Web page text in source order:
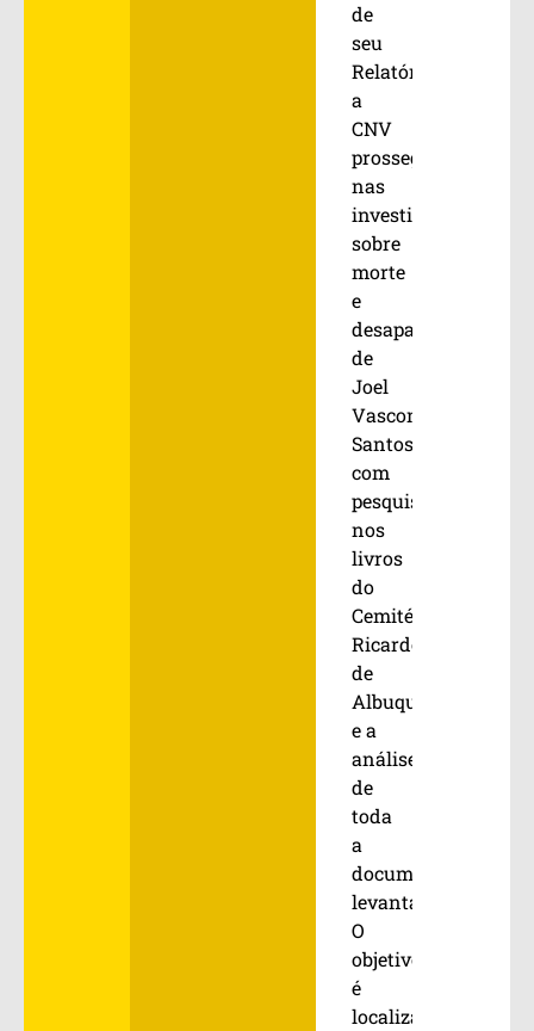
de
seu
Relatório,
a
CNV
prossegue
nas
investigações
sobre
morte
e
desaparecimento
de
Joel
Vasconcelos
Santos,
com
pesquisa
nos
livros
do
Cemitério
Ricardo
de
Albuquerque
e a
análise
de
toda
a
documentação
levantada.
O
objetivo
é
localizar